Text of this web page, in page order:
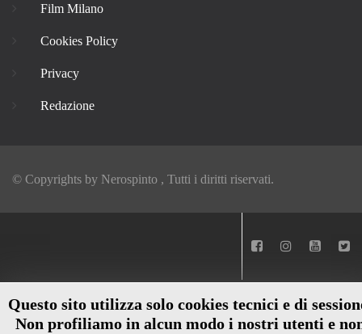
Questo sito utilizza solo cookies tecnici e di
Non profiliamo in alcun modo i nostri utenti e
Film Milano
Cookies Policy
Privacy
Redazione
© Copyrights by Nerospinto , Tutti i diritti riservati.